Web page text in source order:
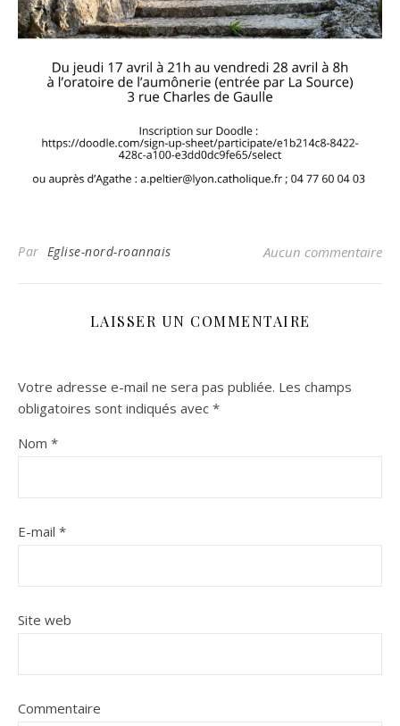
Par Eglise-nord-roannais Aucun commentaire
LAISSER UN COMMENTAIRE
Votre adresse e-mail ne sera pas publiée. Les champs
obligatoires sont indiqués avec *
Nom *
E-mail *
Site web
Commentaire